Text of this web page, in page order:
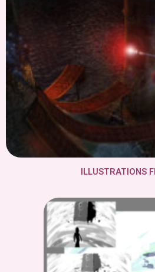
ILLUSTRATIONS